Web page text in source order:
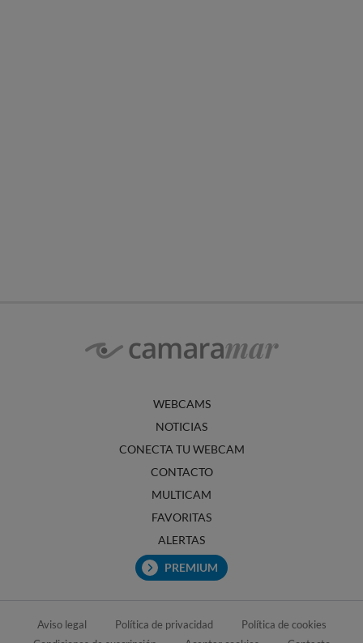
WEBCAMS
NOTICIAS
CONECTA TU WEBCAM
CONTACTO
MULTICAM
FAVORITAS
ALERTAS
PREMIUM
Aviso legal Política de privacidad
Política de cookies